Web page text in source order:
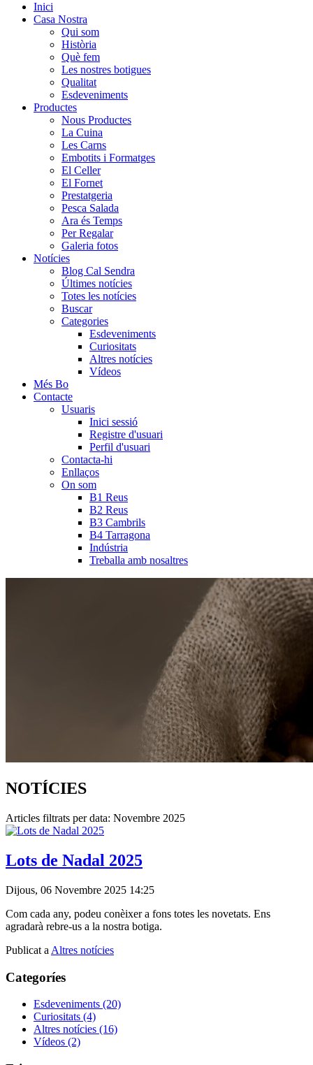
Inici
Casa Nostra
Qui som
Història
Què fem
Les nostres botigues
Qualitat
Esdeveniments
Productes
Nous Productes
La Cuina
Les Carns
Embotits i Formatges
El Celler
El Fornet
Prestatgeria
Pesca Salada
Ara és Temps
Per Regalar
Galeria fotos
Notícies
Blog Cal Sendra
Últimes notícies
Totes les notícies
Buscar
Categories
Esdeveniments
Curiositats
Altres notícies
Vídeos
Més Bo
Contacte
Usuaris
Inici sessió
Registre d'usuari
Perfil d'usuari
Contacta-hi
Enllaços
On som
B1 Reus
B2 Reus
B3 Cambrils
B4 Tarragona
Indústria
Treballa amb nosaltres
NOTÍCIES
Articles filtrats per data: Novembre 2025
Lots de Nadal 2025
Dijous, 06 Novembre 2025 14:25
Com cada any, podeu conèixer a fons totes les novetats. Ens
agradarà rebre-us a la nostra botiga.
Publicat a Altres notícies
Categoríes
Esdeveniments (20)
Curiositats (4)
Altres notícies (16)
Vídeos (2)